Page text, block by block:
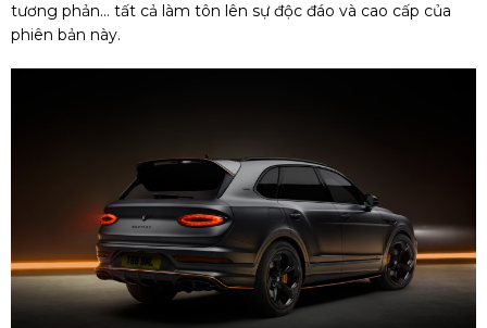
tương phản… tất cả làm tôn lên sự độc đáo và cao cấp của
phiên bản này.